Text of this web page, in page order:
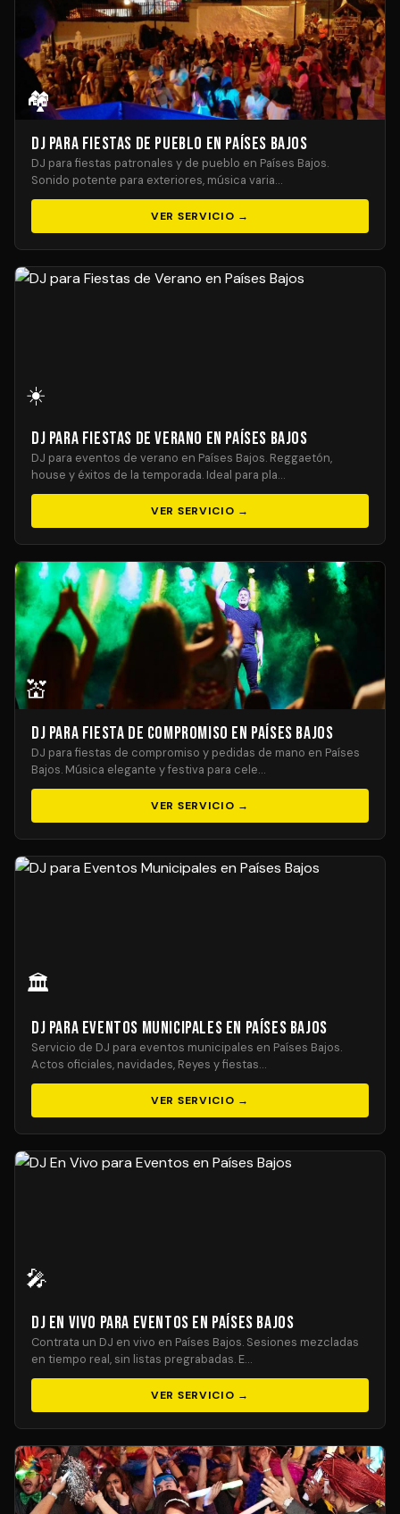
🏘️
DJ para Fiestas de Pueblo en Países Bajos
DJ para fiestas patronales y de pueblo en Países Bajos.
Sonido potente para exteriores, música varia…
VER SERVICIO →
☀️
DJ para Fiestas de Verano en Países Bajos
DJ para eventos de verano en Países Bajos. Reggaetón,
house y éxitos de la temporada. Ideal para pla…
VER SERVICIO →
💒
DJ para Fiesta de Compromiso en Países Bajos
DJ para fiestas de compromiso y pedidas de mano en Países
Bajos. Música elegante y festiva para cele…
VER SERVICIO →
🏛️
DJ para Eventos Municipales en Países Bajos
Servicio de DJ para eventos municipales en Países Bajos.
Actos oficiales, navidades, Reyes y fiestas…
VER SERVICIO →
🎤
DJ En Vivo para Eventos en Países Bajos
Contrata un DJ en vivo en Países Bajos. Sesiones mezcladas
en tiempo real, sin listas pregrabadas. E…
VER SERVICIO →